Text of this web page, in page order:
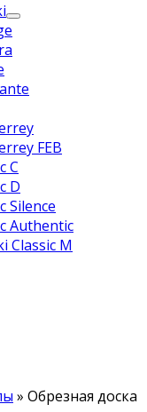
FEB
C
D
Silence
Authentic
Classic M
» Обрезная доска